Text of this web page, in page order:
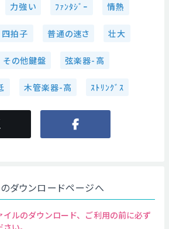
力強い ﾌｧﾝﾀｼﾞｰ 情熱
四拍子 普通の速さ 壮大
その他鍵盤 弦楽器-高
木管楽器-高 ｽﾄﾘﾝｸﾞｽ
ダウンロードページへ
ルのダウンロード、ご利用の前に必ず